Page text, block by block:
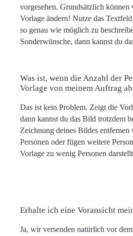
vorgesehen. Grundsätzlich können
Vorlage ändern! Nutze das
so genau wie möglich zu
Sonderwünsche, dann kannst du
Was ist, wenn die Anzahl der
Vorlage von meinem Auftrag
Das ist kein Problem. Zeigt die
dann kannst du das Bild trotzdem
Zeichnung deines Bildes entfernen
Personen oder fügen weitere
Vorlage zu wenig Personen
Erhalte ich eine Voransicht
Ja, wir versenden natürlich vor